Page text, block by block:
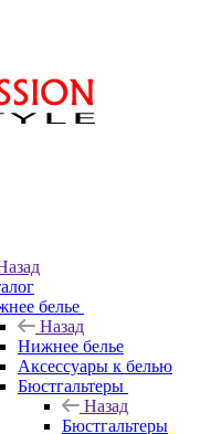
белье
Назад
Нижнее белье
Аксессуары к белью
Бюстгальтеры
Назад
Бюстгальтеры